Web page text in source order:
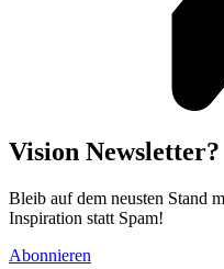
Vision Newsletter?
Bleib auf dem neusten Stand
Inspiration statt Spam!
Abonnieren